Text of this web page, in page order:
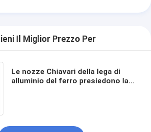
Il Miglior Prezzo Per
Le nozze Chiavari della lega di
alluminio del ferro presiedono la